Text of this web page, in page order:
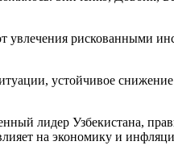
увлечения рискованными
устойчивое
лидер Узбекистана,
на экономику и